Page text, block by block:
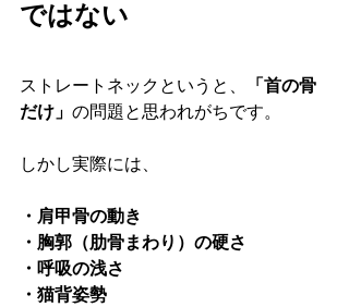
ではない
ストレートネックというと、
「首の骨
だけ」 の問題と思われがちです。
しかし実際には、
・肩甲骨の動き
・胸郭（肋骨まわり）の硬さ
・呼吸の浅さ
・猫背姿勢